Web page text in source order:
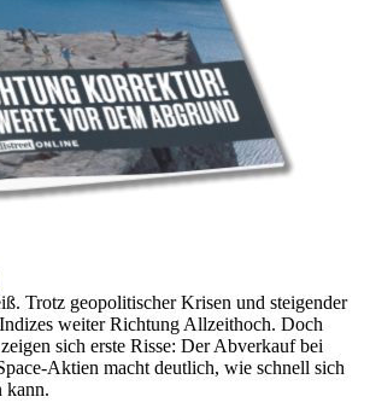
Trotz geopolitischer Krisen und steigender
weiter Richtung Allzeithoch. Doch
sich erste Risse: Der Abverkauf bei
Aktien macht deutlich, wie schnell sich
kann.